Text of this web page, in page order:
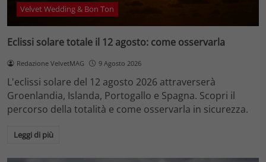
Velvet Wedding & Bon Ton
Eclissi solare totale il 12 agosto: come osservarla
Redazione VelvetMAG 9 Agosto 2026
L'eclissi solare del 12 agosto 2026 attraverserà
Groenlandia, Islanda, Portogallo e Spagna. Scopri il
percorso della totalità e come osservarla in sicurezza.
Leggi di più